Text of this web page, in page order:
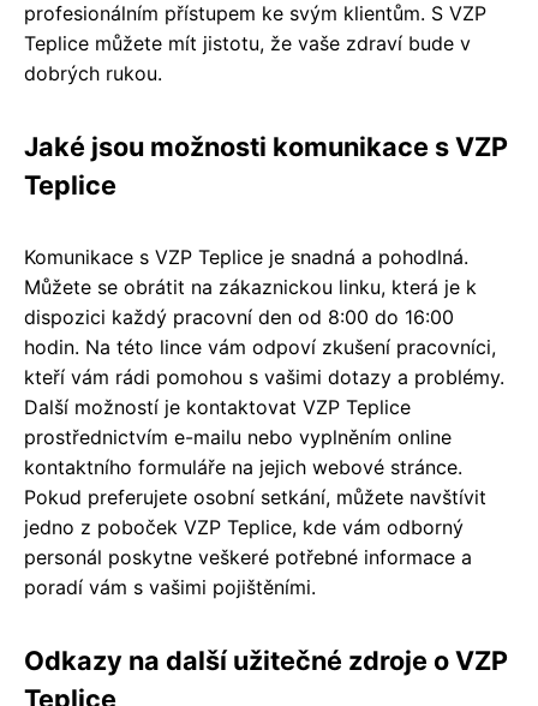
profesionálním přístupem ke svým klientům. S VZP
Teplice můžete mít jistotu, že vaše zdraví bude v
dobrých rukou.
Jaké jsou možnosti komunikace s VZP
Teplice
Komunikace s VZP Teplice je snadná a pohodlná.
Můžete se obrátit na zákaznickou linku, která je k
dispozici každý pracovní den od 8:00 do 16:00
hodin. Na této lince vám odpoví zkušení pracovníci,
kteří vám rádi pomohou s vašimi dotazy a problémy.
Další možností je kontaktovat VZP Teplice
prostřednictvím e-mailu nebo vyplněním online
kontaktního formuláře na jejich webové stránce.
Pokud preferujete osobní setkání, můžete navštívit
jedno z poboček VZP Teplice, kde vám odborný
personál poskytne veškeré potřebné informace a
poradí vám s vašimi pojištěními.
Odkazy na další užitečné zdroje o VZP
Teplice